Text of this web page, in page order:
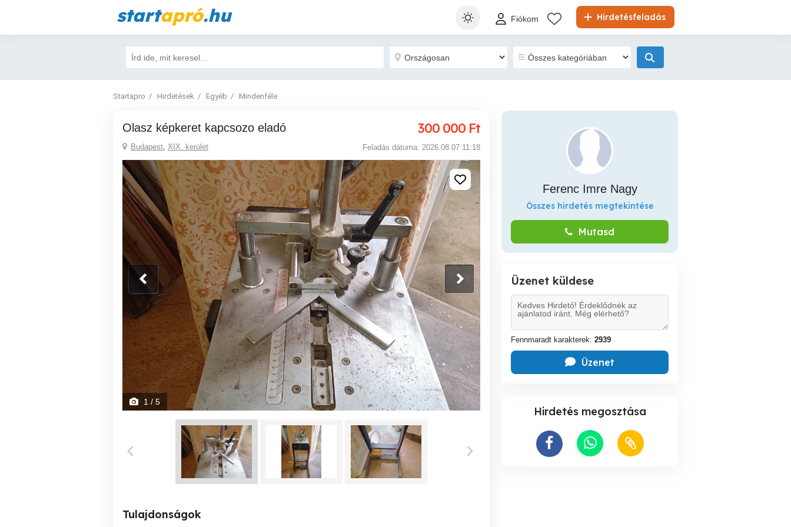
startapró.hu Hirdetésfeladás
Fiókom
Startapro Hirdetések Egyéb Mindenféle
Olasz képkeret kapcsozo eladó 300 000 Ft
Budapest, XIX. kerület Feladás dátuma: 2026.08.07 11:18
1 / 5
Tulajdonságok
Ferenc Imre Nagy
Összes hirdetés megtekintése
Mutasd
Üzenet küldese
Fennmaradt karakterek: 2939
Üzenet
Hirdetés megosztása